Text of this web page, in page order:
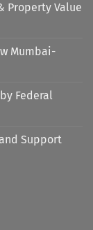
Property Value
Mumbai-
Federal
Support